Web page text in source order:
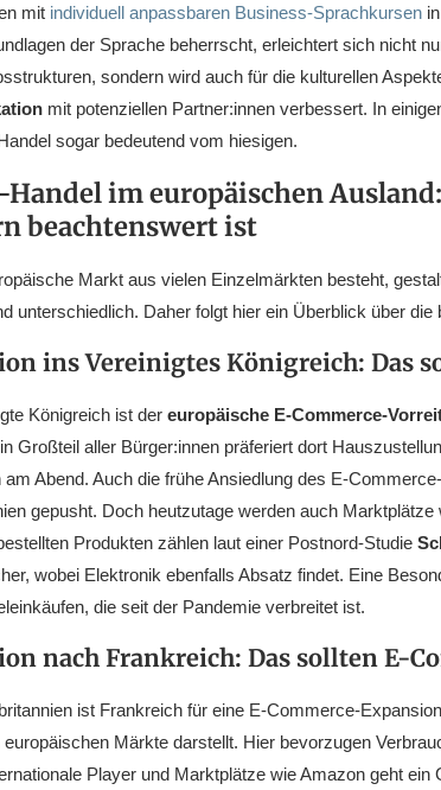
mit individuell anpassbaren Business-Sprachkursen
der Sprache beherrscht, erleichtert sich nicht
sondern wird auch für die kulturellen
mit potenziellen Partner:innen verbessert. In
sogar bedeutend vom hiesigen.
im europäischen
beachtenswert ist
Markt aus vielen Einzelmärkten besteht,
unterschiedlich. Daher folgt hier ein Überblick über die
ins Vereinigtes Königreich: Das
Königreich ist der europäische E-Commerce-
Großteil aller Bürger:innen präferiert dort
am Abend. Auch die frühe Ansiedlung des E-
gepusht. Doch heutzutage werden auch
Produkten zählen laut einer Postnord-Studie
wobei Elektronik ebenfalls Absatz findet. Eine
die seit der Pandemie verbreitet ist.
nach Frankreich: Das sollten E-
ist Frankreich für eine E-Commerce-
Märkte darstellt. Hier bevorzugen
Player und Marktplätze wie Amazon geht